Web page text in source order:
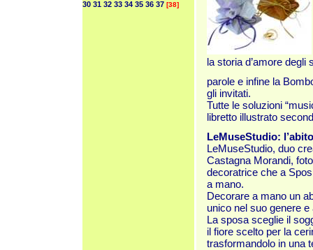
30 31 32 33 34 35 36 37 [38]
la storia d’amore
parole e infine la
gli invitati.
Tutte le soluzioni
libretto illustrato
LeMuseStudio:
LeMuseStudio, duo
Castagna Morandi,
decoratrice che a
a mano.
Decorare a mano un
unico nel suo genere
La sposa sceglie il
il fiore scelto per la
trasformandolo in una